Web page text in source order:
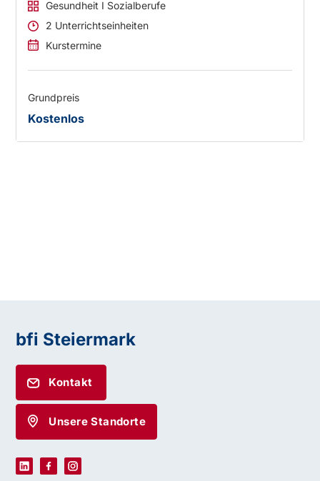
Gesundheit I Sozialberufe
2 Unterrichtseinheiten
Kurstermine
Grundpreis
Kostenlos
bfi Steiermark
Kontakt
Unsere Standorte